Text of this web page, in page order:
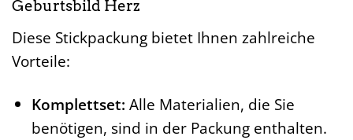
Geburtsbild Herz
Diese Stickpackung bietet Ihnen zahlreiche
Vorteile:
Komplettset: Alle Materialien, die Sie
benötigen, sind in der Packung enthalten.